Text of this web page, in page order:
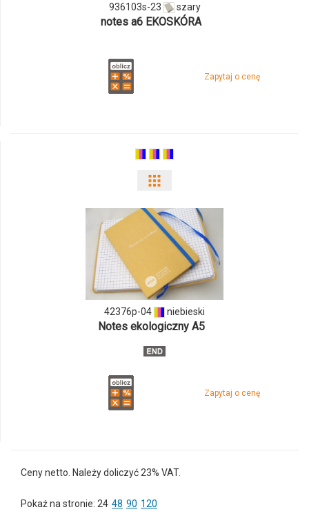
936103s-
936103s-23 szary
notes a6 EKOSKÓRA
Zapytaj o cenę
odmiany
i
ilości
produktu
42376p-
04
42376p-04 niebieski
Notes ekologiczny A5
Zapytaj o cenę
Ceny netto. Należy doliczyć 23% VAT.
Pokaż na stronie: 24 48 90 120